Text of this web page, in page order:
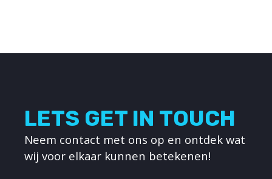
LETS GET IN TOUCH
Neem contact met ons op en ontdek wat
wij voor elkaar kunnen betekenen!